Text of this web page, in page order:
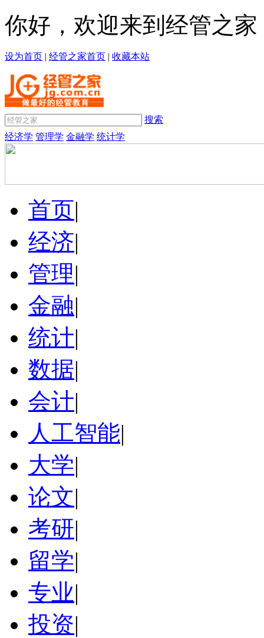
你好，欢迎来到经管之家
设为首页 | 经管之家首页 | 收藏本站
搜索
经济学 管理学 金融学 统计学
首页|
经济|
管理|
金融|
统计|
数据|
会计|
人工智能|
大学|
论文|
考研|
留学|
专业|
投资|